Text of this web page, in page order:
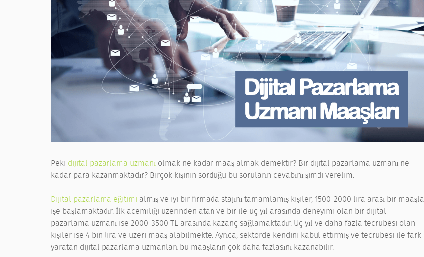
Peki dijital pazarlama uzmanı olmak ne kadar maaş almak demektir? Bir dijital pazarlama uzmanı ne
kadar para kazanmaktadır? Birçok kişinin sorduğu bu soruların cevabını şimdi verelim.
Dijital pazarlama eğitimi almış ve iyi bir firmada stajını tamamlamış kişiler, 1500-2000 lira arası bir maaşla
işe başlamaktadır. İlk acemiliği üzerinden atan ve bir ile üç yıl arasında deneyimi olan bir dijital
pazarlama uzmanı ise 2000-3500 TL arasında kazanç sağlamaktadır. Üç yıl ve daha fazla tecrübesi olan
kişiler ise 4 bin lira ve üzeri maaş alabilmekte. Ayrıca, sektörde kendini kabul ettirmiş ve tecrübesi ile fark
yaratan dijital pazarlama uzmanları bu maaşların çok daha fazlasını kazanabilir.